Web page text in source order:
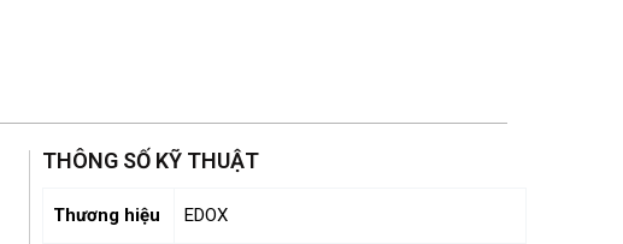
THÔNG SỐ KỸ THUẬT
Thương hiệu EDOX